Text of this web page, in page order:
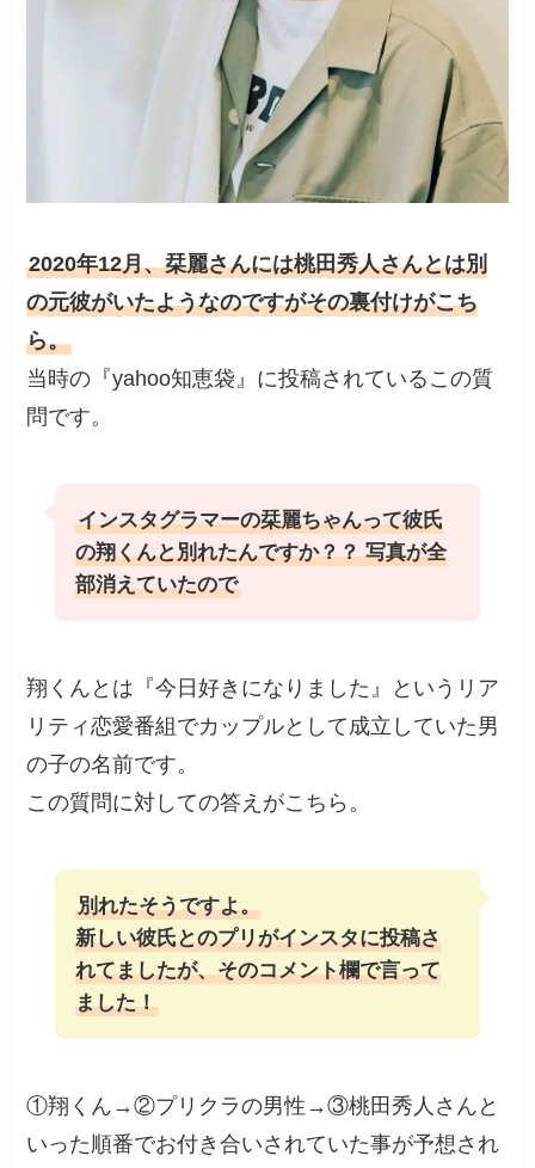
2020年12月、栞麗さんには桃田秀人さんとは別
の元彼がいたようなのですがその裏付けがこち
ら。
当時の『yahoo知恵袋』に投稿されているこの質
問です。
インスタグラマーの栞麗ちゃんって彼氏
の翔くんと別れたんですか？？ 写真が全
部消えていたので
翔くんとは『今日好きになりました』というリア
リティ恋愛番組でカップルとして成立していた男
の子の名前です。
この質問に対しての答えがこちら。
別れたそうですよ。
新しい彼氏とのプリがインスタに投稿さ
れてましたが、そのコメント欄で言って
ました！
①翔くん→②プリクラの男性→③桃田秀人さんと
いった順番でお付き合いされていた事が予想され